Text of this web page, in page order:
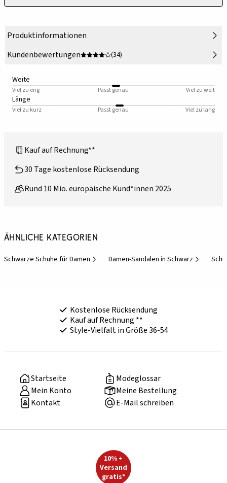
Produktinformationen
Kundenbewertungen
(34)
Weite
Viel zu eng Passt genau Viel zu weit
Länge
Viel zu kurz Passt genau Viel zu lang
Kauf auf Rechnung**
30 Tage kostenlose Rücksendung
Rund 10 Mio. europäische Kund*innen 2025
Ähnliche Kategorien
Schwarze Schuhe für Damen Damen-Sandalen in Schwarz
Kostenlose Rücksendung
Kauf auf Rechnung **
Style-Vielfalt in Größe 36-54
Startseite
Modeglossar
Mein Konto
Meine Bestellung
Kontakt
E-Mail schreiben
10% +
Versand
gratis*